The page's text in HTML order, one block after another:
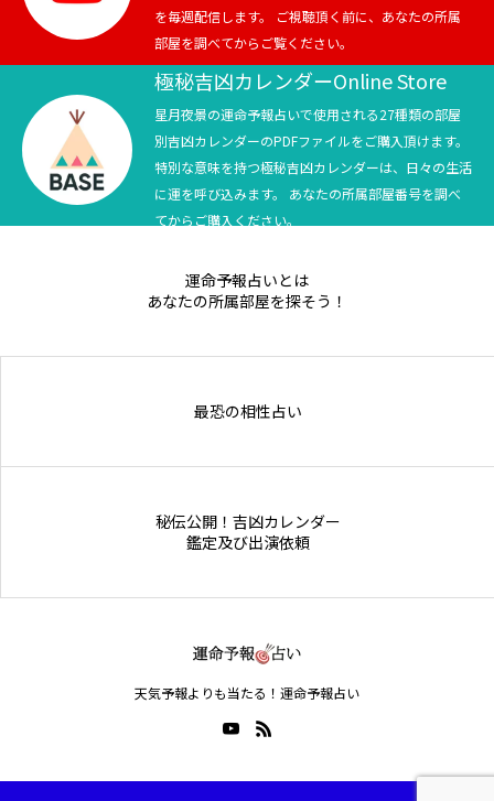
競馬
テニス四大大会・五輪
テニス四大大会・五輪
を毎週配信します。 ご視聴頂く前に、あなたの所属
部屋を調べてからご覧ください。
極秘吉凶カレンダーOnline Store
星月夜景の運命予報占いで使用される27種類の部屋
別吉凶カレンダーのPDFファイルをご購入頂けます。
特別な意味を持つ極秘吉凶カレンダーは、日々の生活
に運を呼び込みます。 あなたの所属部屋番号を調べ
てからご購入ください。
運命予報占いとは
あなたの所属部屋を探そう！
最恐の相性占い
秘伝公開！吉凶カレンダー
鑑定及び出演依頼
天気予報よりも当たる！運命予報占い